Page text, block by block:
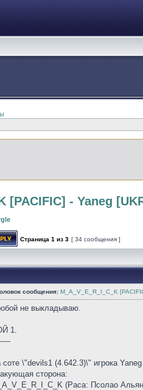
[PACIFIC] - Yaneg
Ответить на тему
Страница 1 из 3 [ 34 сообщения ]
сообщения: M_A_V_E_R_I_C_K
не выкладываю.
1.
соте \"devils1 (4.642.3)\" игрока
сторона:
(Раса: Псолао